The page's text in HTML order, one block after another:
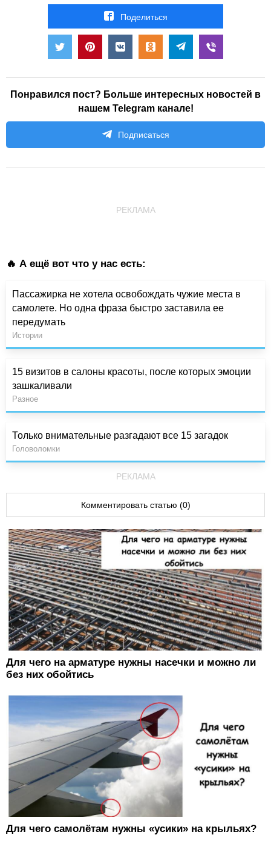
Поделиться
Понравился пост? Больше интересных новостей в
нашем Telegram канале!
Подписаться
РЕКЛАМА
🔥 А ещё вот что у нас есть:
Пассажирка не хотела освобождать чужие места в
самолете. Но одна фраза быстро заставила ее
передумать
Истории
15 визитов в салоны красоты, после которых эмоции
зашкаливали
Разное
Только внимательные разгадают все 15 загадок
Головоломки
РЕКЛАМА
Комментировать статью (0)
Для чего на арматуре нужны насечки и можно ли
без них обойтись
Для чего самолётам нужны «усики» на крыльях?